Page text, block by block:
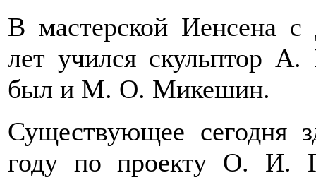
В мастерской Иенсена с
лет учился скульптор
был и М. О. Микешин.
Существующее сегодня
году по проекту О. И.